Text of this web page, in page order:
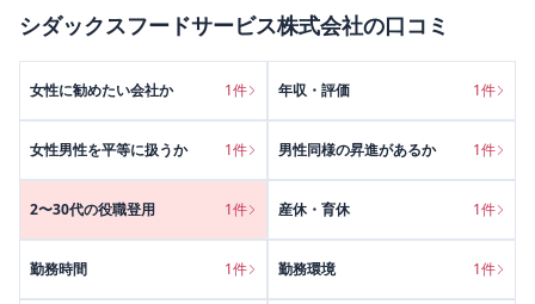
シダックスフードサービス株式会社の口コミ
女性に勧めたい会社か 1件 年収・評価 1件
女性男性を平等に扱うか 1件 男性同様の昇進があるか 1件
2〜30代の役職登用 1件 産休・育休 1件
勤務時間 1件 勤務環境 1件